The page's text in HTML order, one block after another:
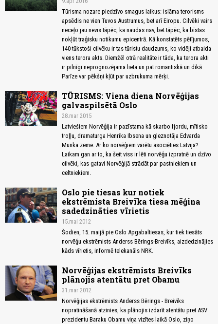
Tūrisma nozare piedzīvo smagus laikus: islāma terorisms
apsēdis ne vien Tuvos Austrumus, bet arī Eiropu. Cilvēki vairs
neceļo jau nevis tāpēc, ka naudas nav, bet tāpēc, ka bīstas
nokļūt traģisku notikumu epicentrā. Kā konstatēts pētījumos,
140 tūkstoši cilvēku ir tas tūristu daudzums, ko vidēji atbaida
viens terora akts. Diemžēl otrā realitāte ir tāda, ka terora akti
ir pilnīgi neprognozējama lieta un pat romantiskā un dīkā
Parīze var pēkšņi kļūt par uzbrukuma mērķi.
TŪRISMS: Viena diena Norvēģijas
galvaspilsētā Oslo
28.mar 2015
Latviešiem Norvēģija ir pazīstama kā skarbo fjordu, mītisko
troļļu, dramaturga Henrika Ibsena un gleznotāja Edvarda
Munka zeme. Ar ko norvēģiem varētu asociēties Latvija?
Laikam gan ar to, ka šeit viss ir lēti norvēģu izpratnē un dzīvo
cilvēki, kas gatavi Norvēģijā strādāt par pastniekiem un
celtniekiem.
Oslo pie tiesas kur notiek
ekstrēmista Breivīka tiesa mēģina
sadedzināties vīrietis
15.mai 2012
Šodien, 15. maijā pie Oslo Apgabaltiesas, kur tiek tiesāts
norvēģu ekstrēmists Anderss Bērings-Breivīks, aizdedzinājies
kāds vīrietis, informē telekanāls NRK.
Norvēģijas ekstrēmists Breivīks
plānojis atentātu pret Obamu
31.mar 2012
Norvēģijas ekstrēmists Anderss Bērings - Breivīks
nopratināšanā atzinies, ka plānojis izdarīt atentātu pret ASV
prezidentu Baraku Obamu viņa vizītes laikā Oslo, ziņo